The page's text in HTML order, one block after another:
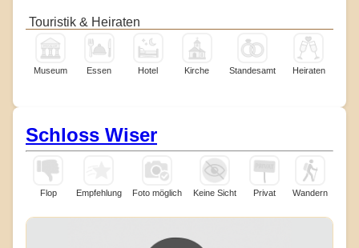
Touristik & Heiraten
Museum Essen Hotel Kirche Standesamt Heiraten
Schloss Wiser
Flop Empfehlung Foto möglich Keine Sicht Privat Wandern